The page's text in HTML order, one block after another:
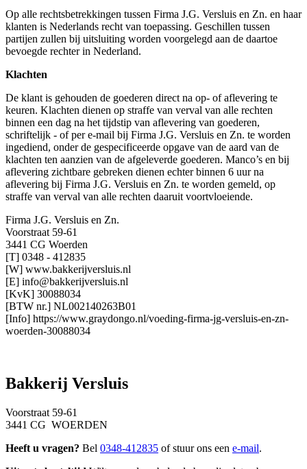
Op alle rechtsbetrekkingen tussen Firma J.G. Versluis en Zn. en haar
klanten is Nederlands recht van toepassing. Geschillen tussen
partijen zullen bij uitsluiting worden voorgelegd aan de daartoe
bevoegde rechter in Nederland.
Klachten
De klant is gehouden de goederen direct na op- of aflevering te
keuren. Klachten dienen op straffe van verval van alle rechten
binnen een dag na het tijdstip van aflevering van goederen,
schriftelijk - of per e-mail bij Firma J.G. Versluis en Zn. te worden
ingediend, onder de gespecificeerde opgave van de aard van de
klachten ten aanzien van de afgeleverde goederen. Manco’s en bij
aflevering zichtbare gebreken dienen echter binnen 6 uur na
aflevering bij Firma J.G. Versluis en Zn. te worden gemeld, op
straffe van verval van alle rechten daaruit voortvloeiende.
Firma J.G. Versluis en Zn.
Voorstraat 59-61
3441 CG Woerden
[T] 0348 - 412835
[W] www.bakkerijversluis.nl
[E] info@bakkerijversluis.nl
[KvK] 30088034
[BTW nr.] NL002140263B01
[Info] https://www.graydongo.nl/voeding-firma-jg-versluis-en-zn-
woerden-30088034
Bakkerij Versluis
Voorstraat 59-61
3441 CG WOERDEN
Heeft u vragen? Bel 0348-412835 of stuur ons een e-mail.